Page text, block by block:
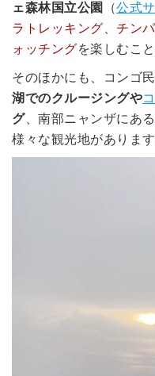
ェ森林国立公園 （公式
ラトレッキング、チン
ォッチングを楽しむこ
そのほかにも、コンゴ
湖でのクルージングや
グ、南部ニャンザにある
様々な観光地があります